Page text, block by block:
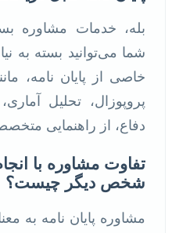
بله، خدمات مشاوره
شما می‌توانید بسته به
خاصی از پایان نامه،
پروپوزال، تحلیل
دفاع، از راهنمایی
تفاوت مشاوره با
شخص دیگر چیست؟
مشاوره پایان نامه به